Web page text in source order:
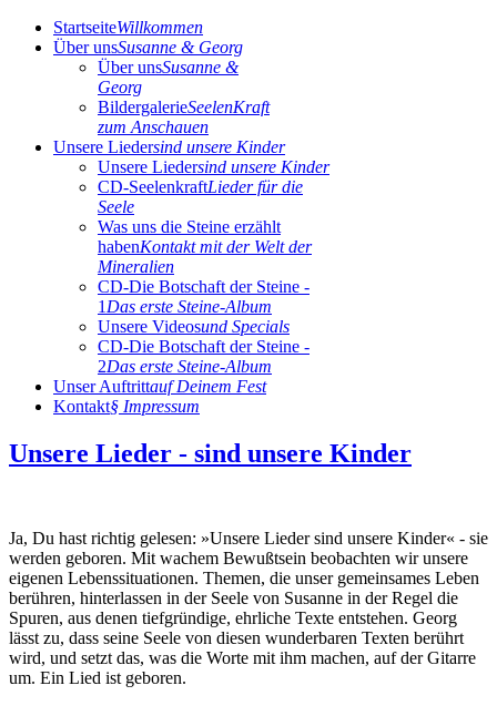
StartseiteWillkommen
Über unsSusanne & Georg
Über unsSusanne &
Georg
BildergalerieSeelenKraft
zum Anschauen
Unsere Liedersind unsere Kinder
Unsere Liedersind unsere Kinder
CD-SeelenkraftLieder für die
Seele
Was uns die Steine erzählt
habenKontakt mit der Welt der
Mineralien
CD-Die Botschaft der Steine -
1 Das erste Steine-Album
Unsere Videosund Specials
CD-Die Botschaft der Steine -
2Das erste Steine-Album
Unser Auftrittauf Deinem Fest
Kontakt§ Impressum
Unsere Lieder - sind unsere Kinder
Ja, Du hast richtig gelesen: »Unsere Lieder sind unsere Kinder« - sie
werden geboren. Mit wachem Bewußtsein beobachten wir unsere
eigenen Lebenssituationen. Themen, die unser gemeinsames Leben
berühren, hinterlassen in der Seele von Susanne in der Regel die
Spuren, aus denen tiefgründige, ehrliche Texte entstehen. Georg
lässt zu, dass seine Seele von diesen wunderbaren Texten berührt
wird, und setzt das, was die Worte mit ihm machen, auf der Gitarre
um. Ein Lied ist geboren.